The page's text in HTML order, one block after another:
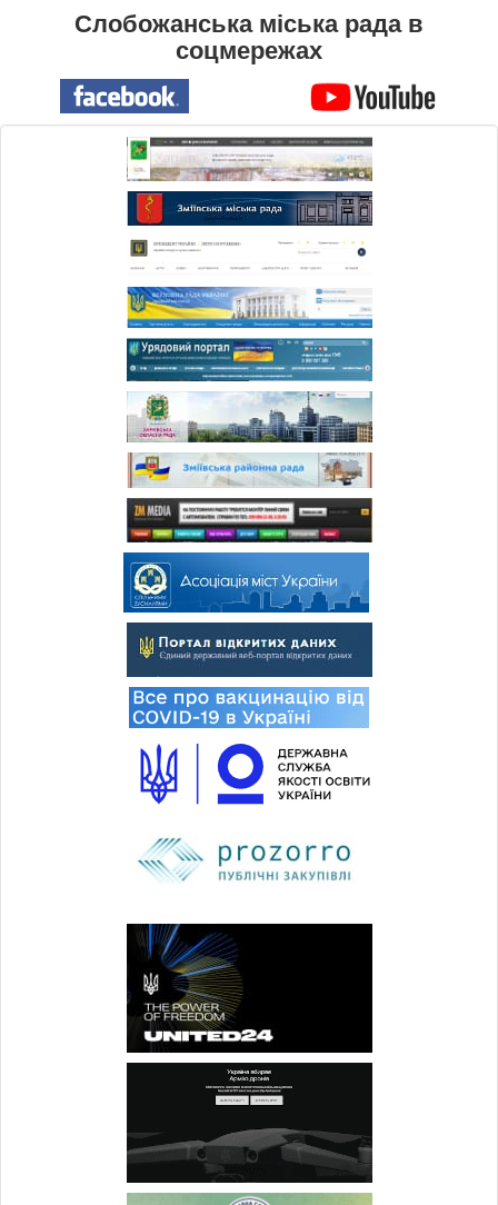
Слобожанська міська рада в
соцмережах